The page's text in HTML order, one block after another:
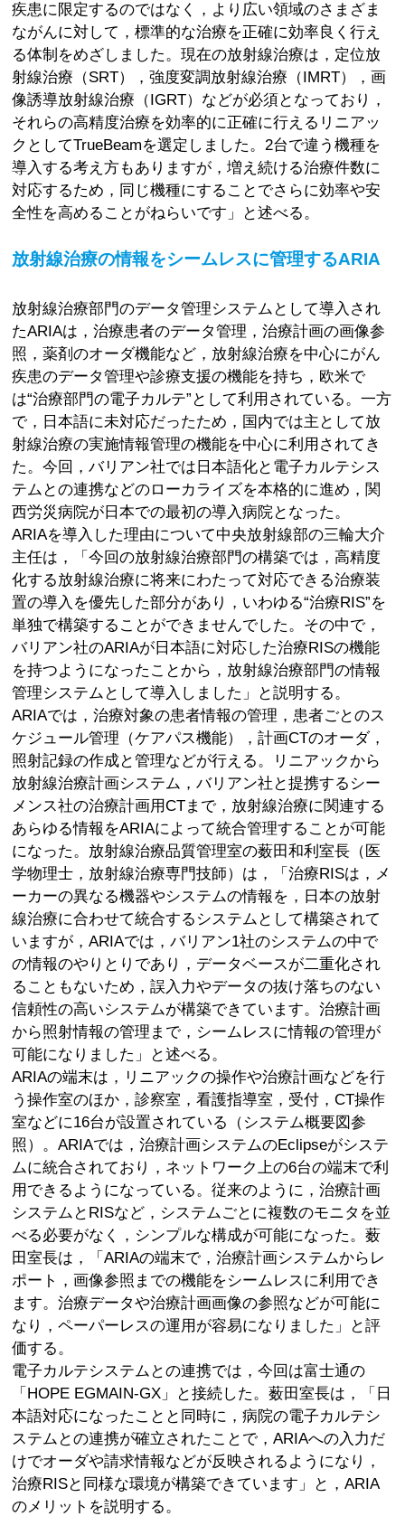
疾患に限定するのではなく，より広い領域のさまざま
ながんに対して，標準的な治療を正確に効率良く行え
る体制をめざしました。現在の放射線治療は，定位放
射線治療（SRT），強度変調放射線治療（IMRT），画
像誘導放射線治療（IGRT）などが必須となっており，
それらの高精度治療を効率的に正確に行えるリニアッ
クとしてTrueBeamを選定しました。2台で違う機種を
導入する考え方もありますが，増え続ける治療件数に
対応するため，同じ機種にすることでさらに効率や安
全性を高めることがねらいです」と述べる。
放射線治療の情報をシームレスに管理するARIA
放射線治療部門のデータ管理システムとして導入され
たARIAは，治療患者のデータ管理，治療計画の画像参
照，薬剤のオーダ機能など，放射線治療を中心にがん
疾患のデータ管理や診療支援の機能を持ち，欧米で
は“治療部門の電子カルテ”として利用されている。一方
で，日本語に未対応だったため，国内では主として放
射線治療の実施情報管理の機能を中心に利用されてき
た。今回，バリアン社では日本語化と電子カルテシス
テムとの連携などのローカライズを本格的に進め，関
西労災病院が日本での最初の導入病院となった。
ARIAを導入した理由について中央放射線部の三輪大介
主任は，「今回の放射線治療部門の構築では，高精度
化する放射線治療に将来にわたって対応できる治療装
置の導入を優先した部分があり，いわゆる“治療RIS”を
単独で構築することができませんでした。その中で，
バリアン社のARIAが日本語に対応した治療RISの機能
を持つようになったことから，放射線治療部門の情報
管理システムとして導入しました」と説明する。
ARIAでは，治療対象の患者情報の管理，患者ごとのス
ケジュール管理（ケアパス機能），計画CTのオーダ，
照射記録の作成と管理などが行える。リニアックから
放射線治療計画システム，バリアン社と提携するシー
メンス社の治療計画用CTまで，放射線治療に関連する
あらゆる情報をARIAによって統合管理することが可能
になった。放射線治療品質管理室の薮田和利室長（医
学物理士，放射線治療専門技師）は，「治療RISは，メ
ーカーの異なる機器やシステムの情報を，日本の放射
線治療に合わせて統合するシステムとして構築されて
いますが，ARIAでは，バリアン1社のシステムの中で
の情報のやりとりであり，データベースが二重化され
ることもないため，誤入力やデータの抜け落ちのない
信頼性の高いシステムが構築できています。治療計画
から照射情報の管理まで，シームレスに情報の管理が
可能になりました」と述べる。
ARIAの端末は，リニアックの操作や治療計画などを行
う操作室のほか，診察室，看護指導室，受付，CT操作
室などに16台が設置されている（システム概要図参
照）。ARIAでは，治療計画システムのEclipseがシステ
ムに統合されており，ネットワーク上の6台の端末で利
用できるようになっている。従来のように，治療計画
システムとRISなど，システムごとに複数のモニタを並
べる必要がなく，シンプルな構成が可能になった。薮
田室長は，「ARIAの端末で，治療計画システムからレ
ポート，画像参照までの機能をシームレスに利用でき
ます。治療データや治療計画画像の参照などが可能に
なり，ペーパーレスの運用が容易になりました」と評
価する。
電子カルテシステムとの連携では，今回は富士通の
「HOPE EGMAIN-GX」と接続した。薮田室長は，「日
本語対応になったことと同時に，病院の電子カルテシ
ステムとの連携が確立されたことで，ARIAへの入力だ
けでオーダや請求情報などが反映されるようになり，
治療RISと同様な環境が構築できています」と，ARIA
のメリットを説明する。